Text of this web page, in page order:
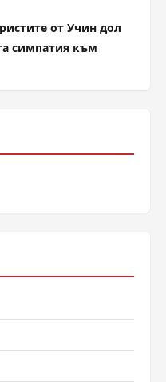
от Учин дол
симпатия към